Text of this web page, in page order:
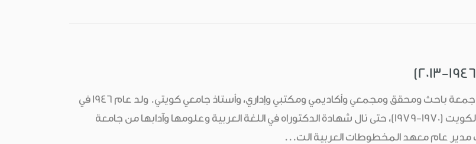
الأستاذ الدكتور خالد عبد الكريم جمعة باحث ومحقق ومجمعي وأكاديمي ومكتبي وإداري، وأستاذ جامعي كويتي. ولد عام 1946 في
الكويت، وعمل معيداً في جامعة الكويت (1970-1979)، حتى نال شهادة الدكتوراه في اللغة العربية وعلومها وآدابها من جامعة